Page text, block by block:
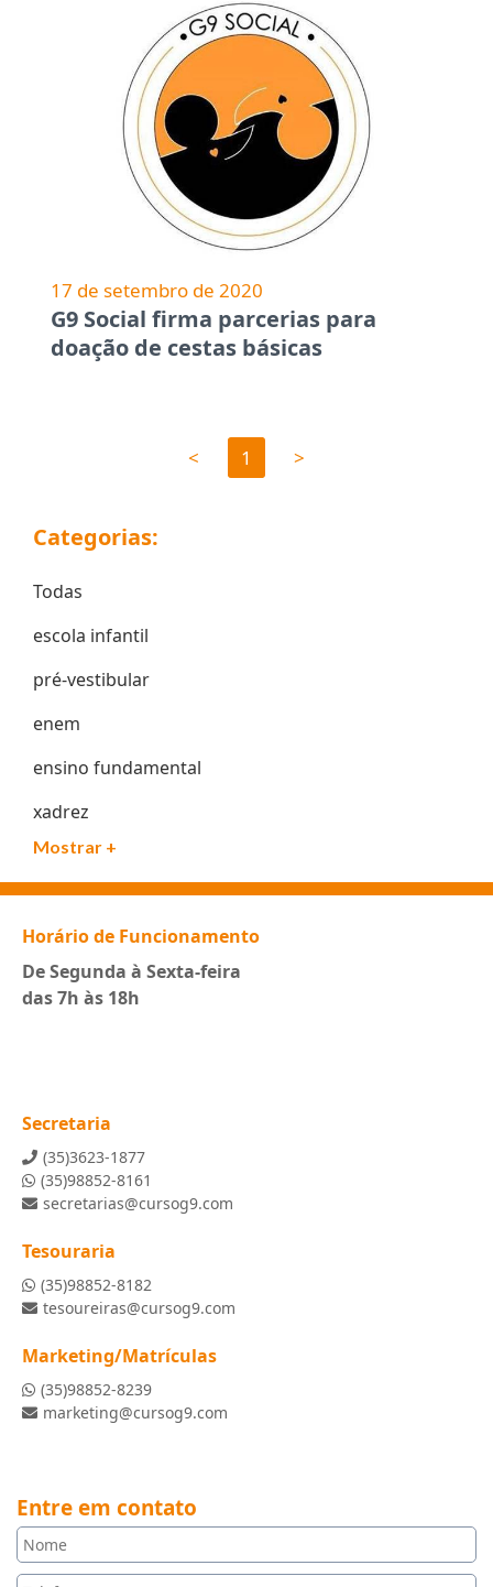
17 de setembro de 2020
G9 Social firma parcerias para
doação de cestas básicas
< 1 >
Categorias:
Todas
escola infantil
pré-vestibular
enem
ensino fundamental
xadrez
Mostrar +
Horário de Funcionamento
De Segunda à Sexta-feira
das 7h às 18h
Secretaria
(35)3623-1877
(35)98852-8161
secretarias@cursog9.com
Tesouraria
(35)98852-8182
tesoureiras@cursog9.com
Marketing/Matrículas
(35)98852-8239
marketing@cursog9.com
Entre em contato